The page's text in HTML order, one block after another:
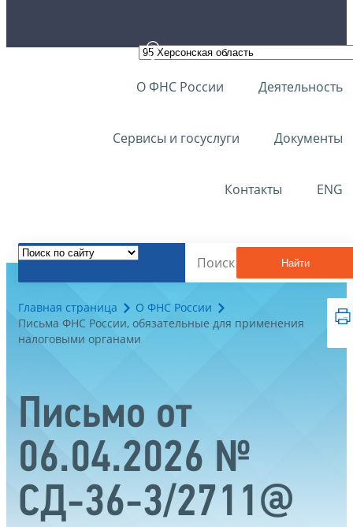
О ФНС России Деятельность
Сервисы и госуслуги Документы
Контакты ENG
Найти
Главная страница
О ФНС России
Письма ФНС России, обязательные для применения
налоговыми органами
Письмо от
06.04.2026 №
СД-36-3/2711@